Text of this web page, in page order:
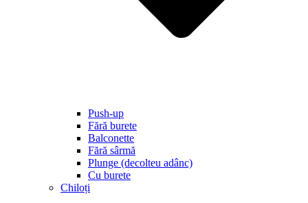
Push-up
Fără burete
Balconette
Fără sârmă
Plunge (decolteu adânc)
Cu burete
Chiloți